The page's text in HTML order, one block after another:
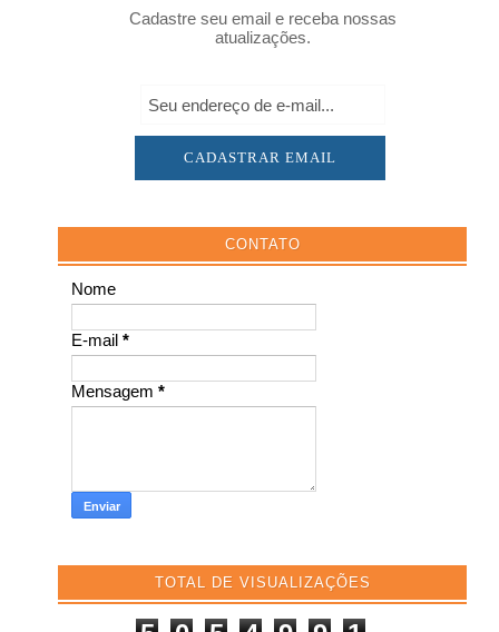
Cadastre seu email e receba nossas
atualizações.
CONTATO
Nome
E-mail*
Mensagem*
TOTAL DE VISUALIZAÇÕES